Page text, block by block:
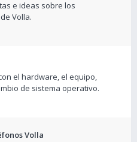
e ideas sobre los
Volla.
el hardware, el equipo,
de sistema operativo.
Volla